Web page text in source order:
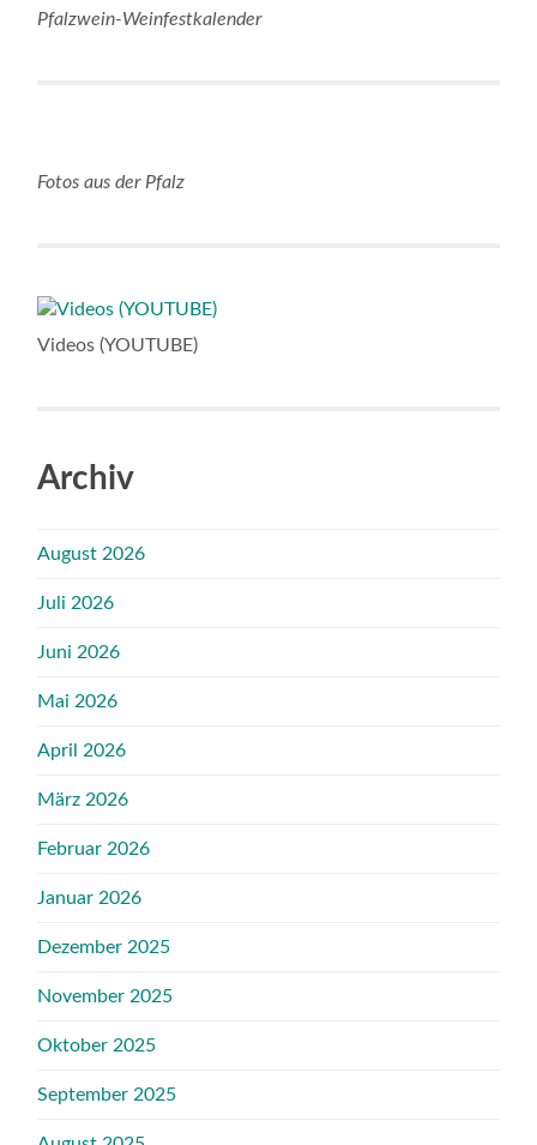
Pfalzwein-Weinfestkalender
Fotos aus der Pfalz
Videos (YOUTUBE)
Archiv
August 2026
Juli 2026
Juni 2026
Mai 2026
April 2026
März 2026
Februar 2026
Januar 2026
Dezember 2025
November 2025
Oktober 2025
September 2025